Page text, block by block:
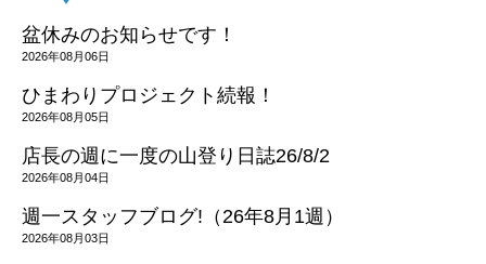
盆休みのお知らせです！
2026年08月06日
ひまわりプロジェクト続報！
2026年08月05日
店長の週に一度の山登り日誌26/8/2
2026年08月04日
週一スタッフブログ!（26年8月1週）
2026年08月03日